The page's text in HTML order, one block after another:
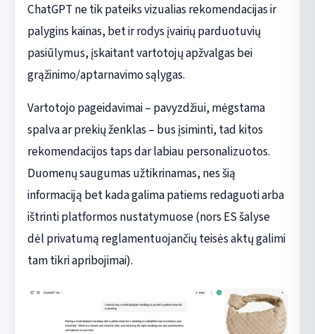
ChatGPT ne tik pateiks vizualias rekomendacijas ir
palygins kainas, bet ir rodys įvairių parduotuvių
pasiūlymus, įskaitant vartotojų apžvalgas bei
grąžinimo/aptarnavimo sąlygas.
Vartotojo pageidavimai – pavyzdžiui, mėgstama
spalva ar prekių ženklas – bus įsiminti, tad kitos
rekomendacijos taps dar labiau personalizuotos.
Duomenų saugumas užtikrinamas, nes šią
informaciją bet kada galima patiems redaguoti arba
ištrinti platformos nustatymuose (nors ES šalyse
dėl privatumą reglamentuojančių teisės aktų galimi
tam tikri apribojimai).